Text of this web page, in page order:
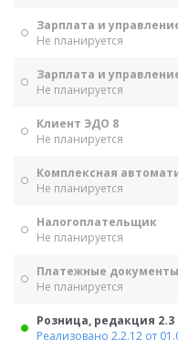
Зарплата и
Не планируется
Зарплата и
Не планируется
Клиент ЭДО 8
Не планируется
Комплексная
Не планируется
Налогоплательщик
Не планируется
Платежные документы
Не планируется
Розница, редакция 2.3
Реализовано 2.2.12 от